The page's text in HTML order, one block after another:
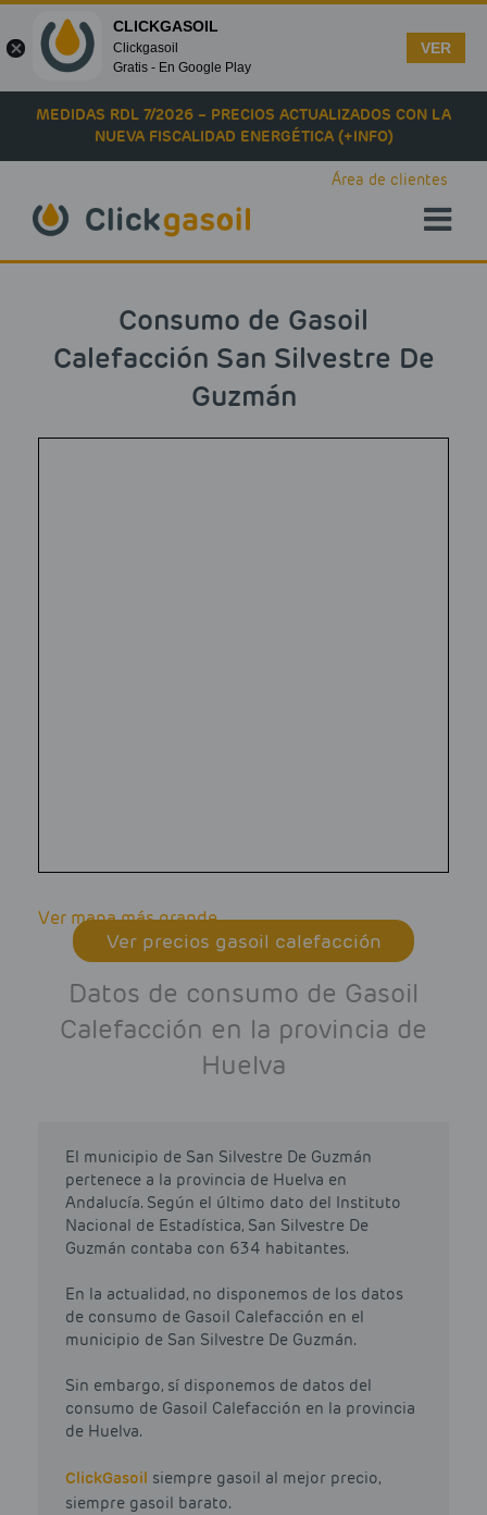
Skip to main content
MEDIDAS RDL 7/2026 – PRECIOS ACTUALIZADOS CON LA
NUEVA FISCALIDAD ENERGÉTICA (+INFO)
Área de clientes
Consumo de Gasoil
Calefacción San Silvestre De
Guzmán
Ver mapa más grande
Ver precios gasoil calefacción
Datos de consumo de Gasoil
Calefacción en la provincia de
Huelva
El municipio de San Silvestre De Guzmán
pertenece a la provincia de Huelva en
Andalucía. Según el último dato del Instituto
Nacional de Estadística, San Silvestre De
Guzmán contaba con 634 habitantes.
En la actualidad, no disponemos de los datos
de consumo de Gasoil Calefacción en el
municipio de San Silvestre De Guzmán.
Sin embargo, sí disponemos de datos del
consumo de Gasoil Calefacción en la provincia
de Huelva.
ClickGasoil siempre gasoil al mejor precio,
siempre gasoil barato.
CLICKGASOIL
Clickgasoil
Gratis - En Google Play
VER